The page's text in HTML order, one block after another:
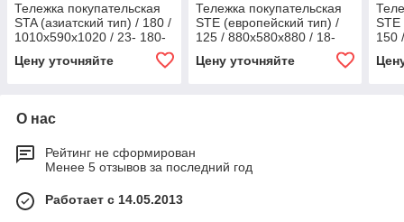
Тележка покупательская
STA (азиатский тип) / 180 /
1010х590х1020 / 23- 180-
Цену уточняйте
Тележка покупательская
STE (европейский тип) /
125 / 880х580х880 / 18-
Цену уточняйте
STE
150
О нас
Рейтинг не сформирован
Менее 5 отзывов за последний год
Работает с 14.05.2013